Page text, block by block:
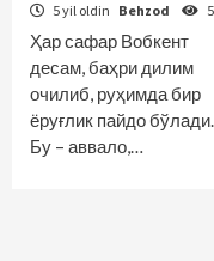
5 yil oldin Behzod
Ҳар сафар Вобкент
десам, баҳри дилим
очилиб, руҳимда бир
ёруғлик пайдо бўлади.
Бу – аввало,…